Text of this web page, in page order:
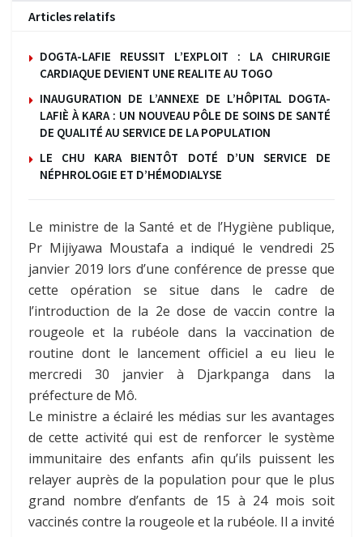
Articles relatifs
DOGTA-LAFIE REUSSIT L’EXPLOIT : LA CHIRURGIE
CARDIAQUE DEVIENT UNE REALITE AU TOGO
INAUGURATION DE L’ANNEXE DE L’HÔPITAL DOGTA-
LAFIÈ À KARA : UN NOUVEAU PÔLE DE SOINS DE SANTÉ
DE QUALITÉ AU SERVICE DE LA POPULATION
LE CHU KARA BIENTÔT DOTÉ D’UN SERVICE DE
NÉPHROLOGIE ET D’HÉMODIALYSE
Le ministre de la Santé et de l’Hygiène publique,
Pr Mijiyawa Moustafa a indiqué le vendredi 25
janvier 2019 lors d’une conférence de presse que
cette opération se situe dans le cadre de
l’introduction de la 2e dose de vaccin contre la
rougeole et la rubéole dans la vaccination de
routine dont le lancement officiel a eu lieu le
mercredi 30 janvier à Djarkpanga dans la
préfecture de Mô.
Le ministre a éclairé les médias sur les avantages
de cette activité qui est de renforcer le système
immunitaire des enfants afin qu’ils puissent les
relayer auprès de la population pour que le plus
grand nombre d’enfants de 15 à 24 mois soit
vaccinés contre la rougeole et la rubéole. Il a invité